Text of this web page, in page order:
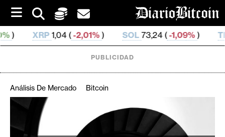
i
p
t
o
( -2,01%) SOL73,24 ( -1,09% ) TRX0,327 049 (
C
r
PUBLICIDAD
Análisis De Mercado Bitcoin